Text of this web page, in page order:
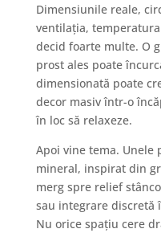
Dimensiunile reale,
ventilația,
decid foarte multe. O
prost ales poate
dimensionată poate
decor masiv într-o
în loc să relaxeze.
Apoi vine tema. Unele
mineral, inspirat din
merg spre relief
sau integrare discretă
Nu orice spațiu cere